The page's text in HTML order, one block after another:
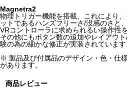
Magnetra2
物理トリガー機能を搭載、これにより
ットであるハンズフリーさ/没感のさと、
VRコントローラに求められるい操作性
その他にもボタン数の追加やレイアウ
験の為の細かな修正が実装されています
※ 製品及び付属品のデザイン・色・仕
があります。
商品レビュー